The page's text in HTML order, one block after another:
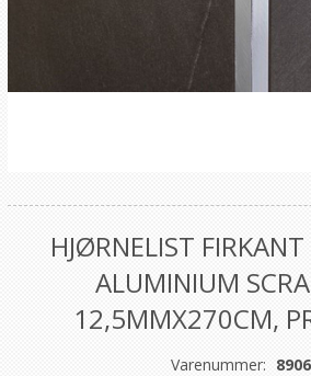
HJØRNELIST
ALUMINIUM
12,5MMX270CM,
Varenummer: